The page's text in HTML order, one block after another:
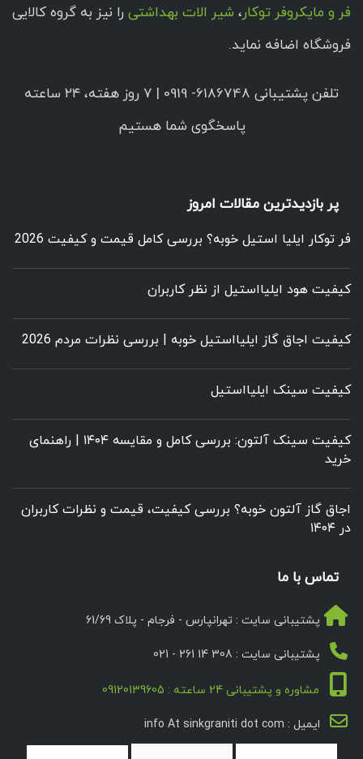
فر و مایکروفر توکار، شیر الات بهداشتی را نیز به گروه کالایی
فروشگاه اضافه نماید.
تلفن پشتیبانی 6186748- 0919 | ۷ روز هفته، ۲۴ ساعته
پاسخگوی شما هستیم
پر بازدیدترین مقالات امروز
فر توکار ایلیا استیل خوبه؟ بررسی کامل قیمت و کیفیت 2026
کیفیت هود ایلیااستیل از نظر کاربران
کیفیت اجاق گاز ایلیااستیل خوبه | بررسی نظرات مردم 2026
کیفیت سینک ایلیااستیل
کیفیت سینک آلتون: بررسی کامل و مقایسه ۱۴۰۴ | راهنمای
خرید
اجاق گاز آلتون خوبه؟ بررسی کیفیت، قیمت و نظرات کاربران
در ۱۴۰۴
تماس با ما
پشتیبانی سایت : تهرانپارس - فرجام - پلاک 61/69
پشتیبانی سایت : 308 14 261 - 021
مشاوره و پشتیبانی 24 ساعته : 09120139605
ایمیل : info At sinkgraniti dot com